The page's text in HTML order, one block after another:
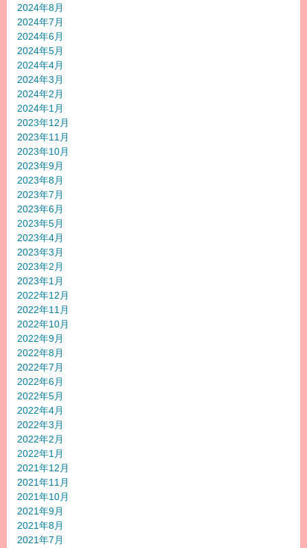
2024年8月
2024年7月
2024年6月
2024年5月
2024年4月
2024年3月
2024年2月
2024年1月
2023年12月
2023年11月
2023年10月
2023年9月
2023年8月
2023年7月
2023年6月
2023年5月
2023年4月
2023年3月
2023年2月
2023年1月
2022年12月
2022年11月
2022年10月
2022年9月
2022年8月
2022年7月
2022年6月
2022年5月
2022年4月
2022年3月
2022年2月
2022年1月
2021年12月
2021年11月
2021年10月
2021年9月
2021年8月
2021年7月